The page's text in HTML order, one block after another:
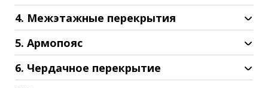
оформлении ипотеки, подготовка
договоров).
4. Межэтажные перекрытия
5. Армопояс
6. Чердачное перекрытие